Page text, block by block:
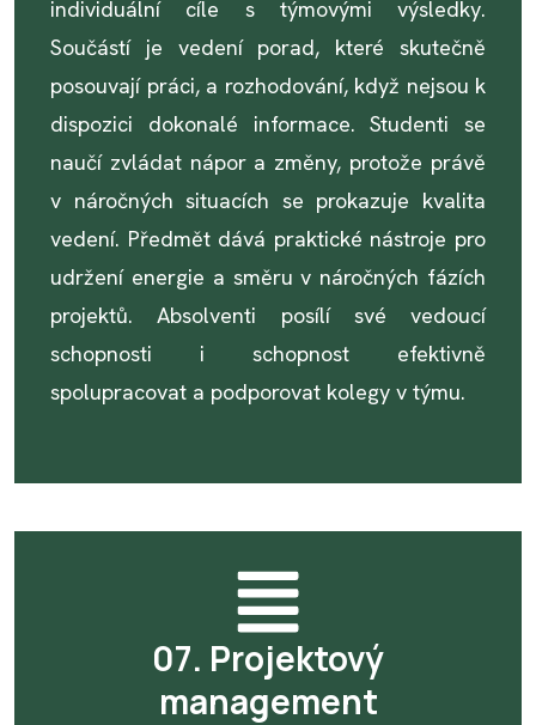
individuální cíle s týmovými výsledky.
Součástí je vedení porad, které skutečně
posouvají práci, a rozhodování, když nejsou k
dispozici dokonalé informace. Studenti se
naučí zvládat nápor a změny, protože právě
v náročných situacích se prokazuje kvalita
vedení. Předmět dává praktické nástroje pro
udržení energie a směru v náročných fázích
projektů. Absolventi posílí své vedoucí
schopnosti i schopnost efektivně
spolupracovat a podporovat kolegy v týmu.
07. Projektový
management